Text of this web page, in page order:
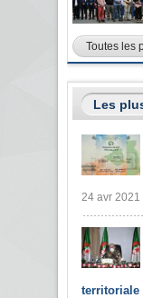
Toutes les
Les
24 avr 2021
territoriale